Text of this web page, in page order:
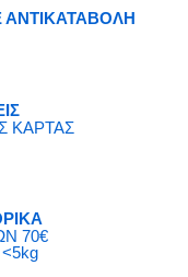
ΚΑΡΤΑΣ
70€
<5kg